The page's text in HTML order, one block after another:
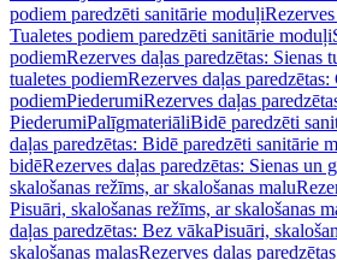
podiem paredzēti sanitārie moduļi
Tualetes podiem paredzēti sanitārie moduļi
podiemRezerves daļas paredzētas: Sienas
tualetes podiemRezerves daļas
podiemPiederumiRezerves daļas
PiederumiPalīgmateriāliBidē paredzēti
daļas paredzētas: Bidē paredzēti sanitārie
bidēRezerves daļas paredzētas: Sienas un
skalošanas režīms, ar skalošanas malu
Pisuāri, skalošanas režīms, ar skalošanas
daļas paredzētas: Bez vākaPisuāri,
skalošanas malasRezerves daļas